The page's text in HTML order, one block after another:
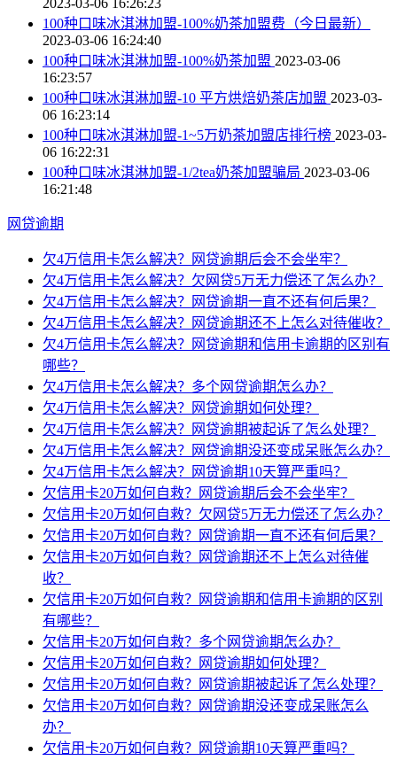
100种口味冰淇淋加盟-100%奶茶加盟费（今日最新）
2023-03-06 16:24:40
100种口味冰淇淋加盟-100%奶茶加盟 2023-03-06
16:23:57
100种口味冰淇淋加盟-10 平方烘焙奶茶店加盟 2023-03-
06 16:23:14
100种口味冰淇淋加盟-1~5万奶茶加盟店排行榜 2023-03-
06 16:22:31
100种口味冰淇淋加盟-1/2tea奶茶加盟骗局 2023-03-06
16:21:48
网贷逾期
欠4万信用卡怎么解决？网贷逾期后会不会坐牢？
欠4万信用卡怎么解决？欠网贷5万无力偿还了怎么办？
欠4万信用卡怎么解决？网贷逾期一直不还有何后果？
欠4万信用卡怎么解决？网贷逾期还不上怎么对待催收？
欠4万信用卡怎么解决？网贷逾期和信用卡逾期的区别有
哪些？
欠4万信用卡怎么解决？多个网贷逾期怎么办？
欠4万信用卡怎么解决？网贷逾期如何处理？
欠4万信用卡怎么解决？网贷逾期被起诉了怎么处理？
欠4万信用卡怎么解决？网贷逾期没还变成呆账怎么办？
欠4万信用卡怎么解决？网贷逾期10天算严重吗？
欠信用卡20万如何自救？网贷逾期后会不会坐牢？
欠信用卡20万如何自救？欠网贷5万无力偿还了怎么办？
欠信用卡20万如何自救？网贷逾期一直不还有何后果？
欠信用卡20万如何自救？网贷逾期还不上怎么对待催
收？
欠信用卡20万如何自救？网贷逾期和信用卡逾期的区别
有哪些？
欠信用卡20万如何自救？多个网贷逾期怎么办？
欠信用卡20万如何自救？网贷逾期如何处理？
欠信用卡20万如何自救？网贷逾期被起诉了怎么处理？
欠信用卡20万如何自救？网贷逾期没还变成呆账怎么
办？
欠信用卡20万如何自救？网贷逾期10天算严重吗？